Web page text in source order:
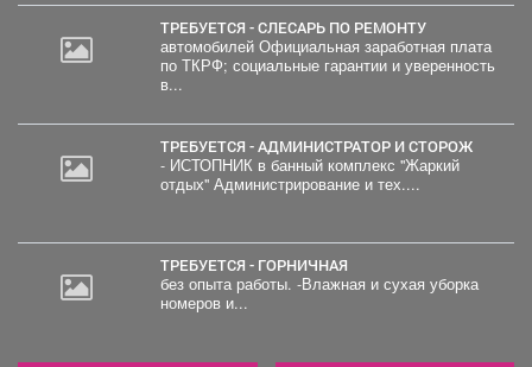
ТРЕБУЕТСЯ - СЛЕСАРЬ ПО РЕМОНТУ
автомобилей Официальная заработная плата
по ТКРФ; социальные гарантии и уверенность
в...
ТРЕБУЕТСЯ - АДМИНИСТРАТОР И СТОРОЖ
- ИСТОПНИК в банный комплекс "Жаркий
отдых" Администрирование и тех....
ТРЕБУЕТСЯ - ГОРНИЧНАЯ
без опыта работы. -Влажная и сухая уборка
номеров и...